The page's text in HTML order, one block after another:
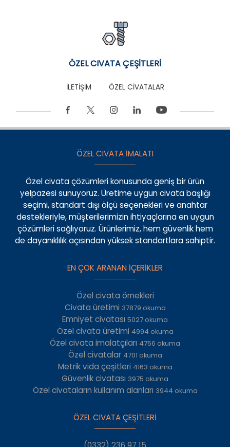
ÖZEL CIVATA ÇEŞİTLERİ
İLETİŞİM ÖZEL CİVATALAR
ÖZEL CIVATA İMALATI
Özel civata çözümleri konusunda geniş bir ürün
yelpazesi sunuyoruz. Üretime uygun civata başlığı
seçimi, standart dışı ölçü seçenekleri ve anahtar
destekleriyle, müşterilerimizin ihtiyaçlarına en uygun
çözümleri sağlıyoruz. Ürünlerimiz, hem güvenlik hem
de dayanıklılık açısından yüksek standartlara sahiptir.
EN ÇOK ARANAN İÇERİKLER
Özel civata örnekleri
Civata üretimi 37879 okuma
Emniyet civatası 5027 okuma
Özel civata üretimi 4994 okuma
Özel civata imalatçıları 4756 okuma
Özel civatalar 4701 okuma
Metrik vida çeşitleri 4163 okuma
Güvenlik civatası 3975 okuma
Özel civataların kullanım alanları 3944 okuma
ÖZEL CIVATA ÇEŞİTLERİ